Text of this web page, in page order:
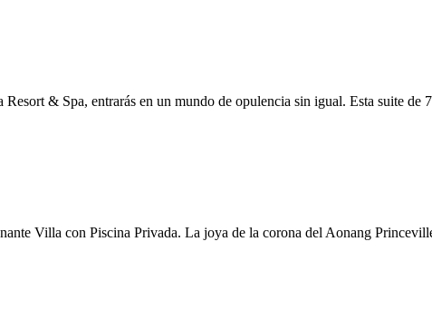
& Spa, entrarás en un mundo de opulencia sin igual. Esta suite de
Villa con Piscina Privada. La joya de la corona del Aonang